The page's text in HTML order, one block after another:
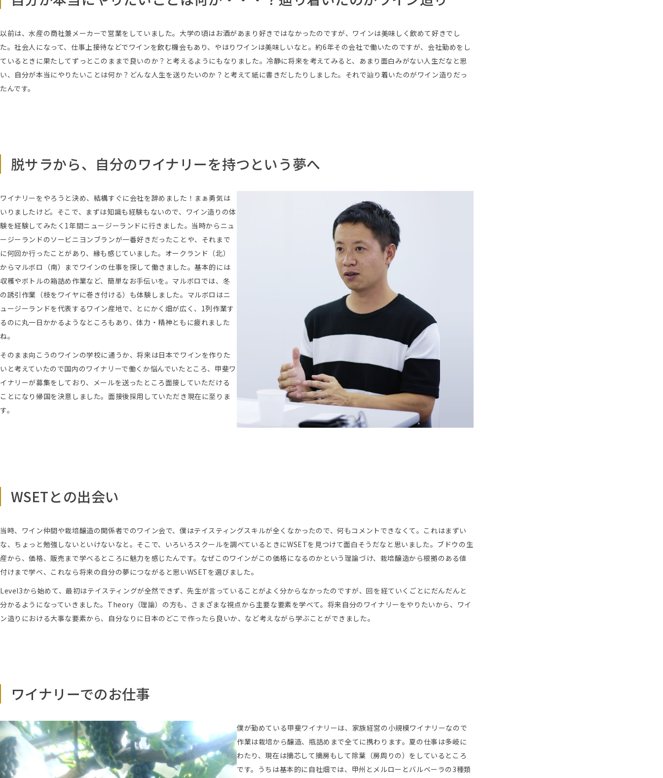
以前は、水産の商社兼メーカーで営業をしていました。大学の頃はお酒があまり好きではなかったのですが、ワインは美味しく飲めて好きでし
た。社会人になって、仕事上接待などでワインを飲む機会もあり、やはりワインは美味しいなと。約6年その会社で働いたのですが、会社勤めをし
ているときに果たしてずっとこのままで良いのか？と考えるようにもなりました。冷静に将来を考えてみると、あまり面白みがない人生だなと思
い、自分が本当にやりたいことは何か？どんな人生を送りたいのか？と考えて紙に書きだしたりしました。それで辿り着いたのがワイン造りだっ
たんです。
脱サラから、自分のワイナリーを持つという夢へ
ワイナリーをやろうと決め、結構すぐに会社を辞めました！まぁ勇気は
いりましたけど。そこで、まずは知識も経験もないので、ワイン造りの体
験を経験してみたく1年間ニュージーランドに行きました。当時からニュ
ージーランドのソービニヨンブランが一番好きだったことや、それまで
に何回か行ったことがあり、縁も感じていました。オークランド（北）
からマルボロ（南）までワインの仕事を探して働きました。基本的には
収穫やボトルの箱詰め作業など、簡単なお手伝いを。マルボロでは、冬
の誘引作業（枝をワイヤに巻き付ける）も体験しました。マルボロはニ
ュージーランドを代表するワイン産地で、とにかく畑が広く、1列作業す
るのに丸一日かかるようなところもあり、体力・精神ともに疲れました
ね。
そのまま向こうのワインの学校に通うか、将来は日本でワインを作りた
いと考えていたので国内のワイナリーで働くか悩んでいたところ、甲斐ワ
イナリーが募集をしており、メールを送ったところ面接していただける
ことになり帰国を決意しました。面接後採用していただき現在に至りま
す。
WSETとの出会い
当時、ワイン仲間や栽培醸造の関係者でのワイン会で、僕はテイスティングスキルが全くなかったので、何もコメントできなくて。これはまずい
な、ちょっと勉強しないといけないなと。そこで、いろいろスクールを調べているときにWSETを見つけて面白そうだなと思いました。ブドウの生
産から、価格、販売まで学べるところに魅力を感じたんです。なぜこのワインがこの価格になるのかという理論づけ、栽培醸造から根拠のある値
付けまで学べ、これなら将来の自分の夢につながると思いWSETを選びました。
Level3から始めて、最初はテイスティングが全然できず、先生が言っていることがよく分からなかったのですが、回を経ていくごとにだんだんと
分かるようになっていきました。Theory（理論）の方も、さまざまな視点から主要な要素を学べて。将来自分のワイナリーをやりたいから、ワイ
ン造りにおける大事な要素から、自分なりに日本のどこで作ったら良いか、など考えながら学ぶことができました。
ワイナリーでのお仕事
僕が勤めている甲斐ワイナリーは、家族経営の小規模ワイナリーなので
作業は栽培から醸造、瓶詰めまで全てに携わります。夏の仕事は多岐に
わたり、現在は摘芯して摘房もして除葉（房周りの）をしているところ
です。うちは基本的に自社畑では、甲州とメルローとバルベーラの3種類